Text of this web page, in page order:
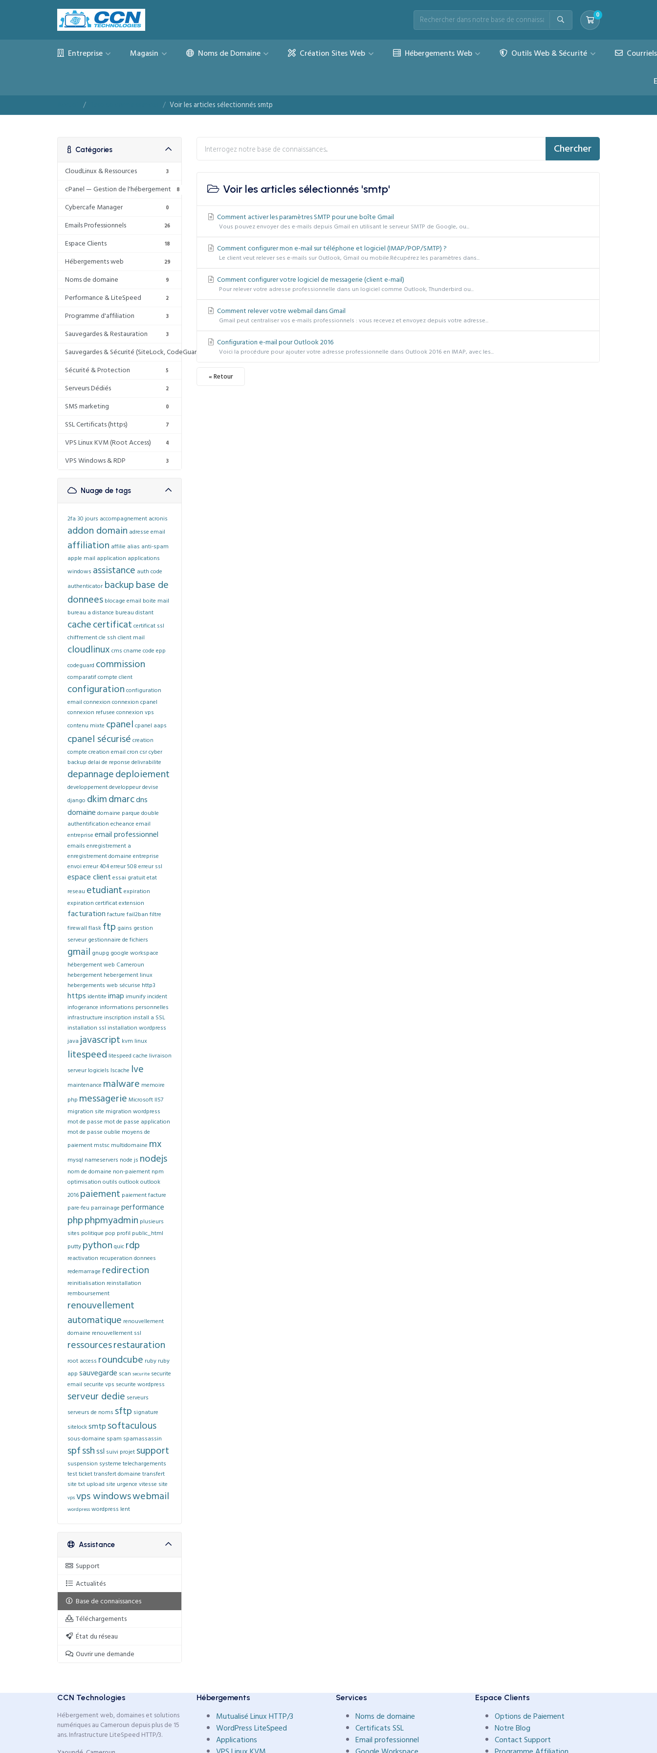
0
Votre panier
Entreprise Magasin Noms de Domaine Création Sites Web Hébergements Web Outils Web & Sécurité
Voir les articles sélectionnés smtp
Catégories
CloudLinux & Ressources 3
cPanel — Gestion de l'hébergement 8
Cybercafe Manager 0
Emails Professionnels 26
Espace Clients 18
Hébergements web 29
Noms de domaine 9
Performance & LiteSpeed 2
Programme d'affiliation 3
Sauvegardes & Restauration 3
Sauvegardes & Sécurité (SiteLock, CodeGuard, Acronis) 4
Sécurité & Protection 5
Serveurs Dédiés 2
SMS marketing 0
SSL Certificats (https) 7
VPS Linux KVM (Root Access) 4
VPS Windows & RDP 3
Nuage de tags
2fa 30 jours accompagnement acronis
addon domain adresse email
affiliation affilie alias anti-spam
apple mail application applications
windows assistance auth code
authenticator backupbase de
donnees blocage email boite mail
bureau a distance bureau distant
cachecertificat certificat ssl
chiffrementcle ssh client mail
cloudlinux cms cname code epp
codeguard commission
comparatifcompte client
configuration configuration
email connexion connexion cpanel
connexion refusee connexion vps
contenu mixte cpanel cpanel aaps
cpanel sécurisé creation
compte creation email cron csrcyber
backup delai de reponse delivrabilite
depannagedeploiement
developpementdeveloppeurdevise
django dkimdmarcdns
domaine domaine parque double
authentification echeance email
entreprise email professionnel
emails enregistrement a
enregistrement domaine entreprise
envoi erreur 404erreur 508 erreur ssl
espace client essai gratuitetat
reseau etudiant expiration
expiration certificatextension
facturation facture fail2ban filtre
firewall flask ftp gains gestion
serveur gestionnaire de fichiers
gmail gnupg google workspace
hébergement web Cameroun
hebergement hebergement linux
hebergements web sécurise http3
https identite imap imunify incident
infogerance informations personnelles
infrastructure inscription install a SSL
installation ssl installation wordpress
java javascript kvm linux
litespeed litespeed cache livraison
serveur logiciels lscache lve
maintenance malware memoire
php messagerie Microsoft IIS7
migration site migration wordpress
mot de passe mot de passe application
mot de passe oublie moyens de
paiement mstsc multidomaine mx
mysql nameservers node js nodejs
nom de domaine non-paiement npm
optimisation outils outlookoutlook
2016 paiement paiement facture
pare-feu parrainage performance
phpphpmyadmin plusieurs
sites politique pop profil public_html
putty python quic rdp
reactivation recuperation donnees
redemarrage redirection
reinitialisation reinstallation
remboursement
renouvellement
automatique renouvellement
domaine renouvellement ssl
ressourcesrestauration
root access roundcube ruby ruby
app sauvegarde scan securite securite
email securite vps securite wordpress
serveur dedie serveurs
serveurs de noms sftp signature
sitelocksmtpsoftaculous
sous-domaine spam spamassassin
spfsshssl suivi projet support
suspension systeme telechargements
testtickettransfert domaine transfert
site txt upload site urgence vitesse site
vpsvps windowswebmail
wordpresswordpress lent
Assistance
Support
Actualités
Base de connaissances
Téléchargements
État du réseau
Ouvrir une demande
Chercher
Voir les articles sélectionnés 'smtp'
Comment activer les paramètres SMTP pour une boîte Gmail
Vous pouvez envoyer des e-mails depuis Gmail en utilisant le serveur SMTP de Google, ou...
Comment configurer mon e-mail sur téléphone et logiciel (IMAP/POP/SMTP) ?
Le client veut relever ses e-mails sur Outlook, Gmail ou mobile.Récupérez les paramètres dans...
Comment configurer votre logiciel de messagerie (client e-mail)
Pour relever votre adresse professionnelle dans un logiciel comme Outlook, Thunderbird ou...
Comment relever votre webmail dans Gmail
Gmail peut centraliser vos e-mails professionnels : vous recevez et envoyez depuis votre adresse...
Configuration e-mail pour Outlook 2016
Voici la procédure pour ajouter votre adresse professionnelle dans Outlook 2016 en IMAP, avec les...
« Retour
CCN Technologies
Hébergement web, domaines et solutions
numériques au Cameroun depuis plus de 15
ans. Infrastructure LiteSpeed HTTP/3.
Hébergements
Mutualisé Linux HTTP/3
WordPress LiteSpeed
Applications
Services
Noms de domaine
Certificats SSL
Email professionnel
Espace Clients
Options de Paiement
Notre Blog
Contact Support